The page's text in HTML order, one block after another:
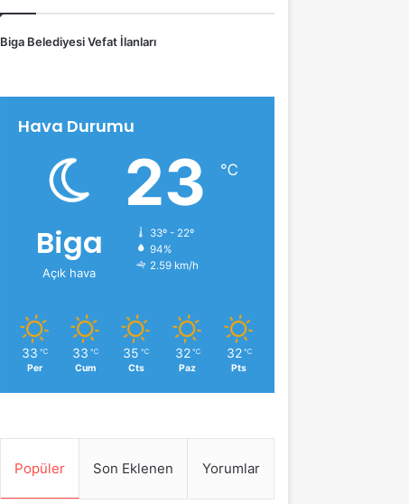
Biga Belediyesi Vefat İlanları
Hava Durumu
Biga
Açık hava
23 ℃
33º - 22º
94%
2.59 km/h
33 ℃
Per
33 ℃
Cum
35 ℃
Cts
32 ℃
Paz
32 ℃
Pts
Popüler Son Eklenen Yorumlar